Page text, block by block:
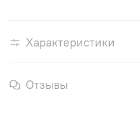
Характеристики
Отзывы